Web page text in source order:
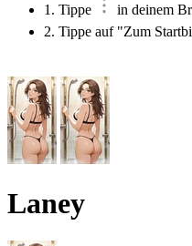
1. Tippe
in deinem
2. Tippe auf "Zum
Laney